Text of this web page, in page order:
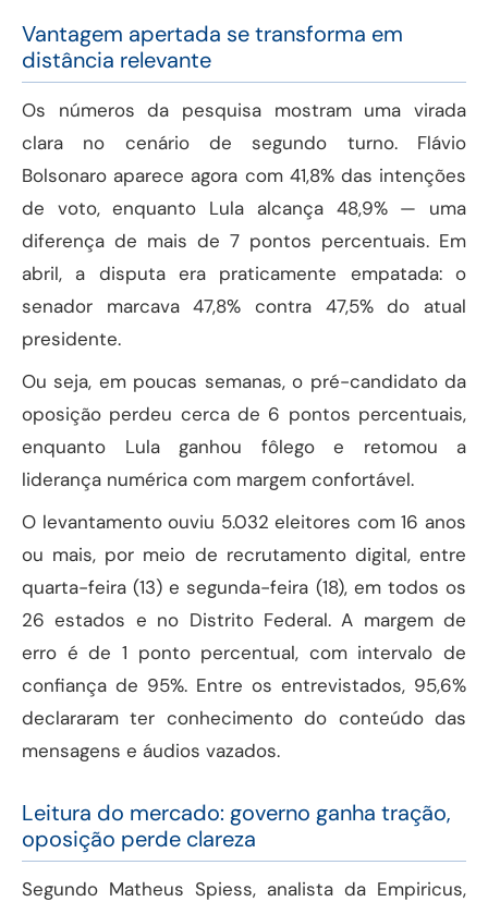
Vantagem apertada se transforma em
distância relevante
Os números da pesquisa mostram uma virada
clara no cenário de segundo turno. Flávio
Bolsonaro aparece agora com 41,8% das intenções
de voto, enquanto Lula alcança 48,9% — uma
diferença de mais de 7 pontos percentuais. Em
abril, a disputa era praticamente empatada: o
senador marcava 47,8% contra 47,5% do atual
presidente.
Ou seja, em poucas semanas, o pré-candidato da
oposição perdeu cerca de 6 pontos percentuais,
enquanto Lula ganhou fôlego e retomou a
liderança numérica com margem confortável.
O levantamento ouviu 5.032 eleitores com 16 anos
ou mais, por meio de recrutamento digital, entre
quarta-feira (13) e segunda-feira (18), em todos os
26 estados e no Distrito Federal. A margem de
erro é de 1 ponto percentual, com intervalo de
confiança de 95%. Entre os entrevistados, 95,6%
declararam ter conhecimento do conteúdo das
mensagens e áudios vazados.
Leitura do mercado: governo ganha tração,
oposição perde clareza
Segundo Matheus Spiess, analista da Empiricus,